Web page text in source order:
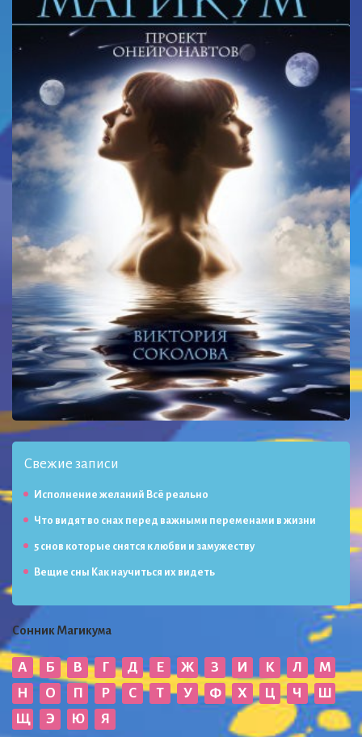
Свежие записи
Исполнение желаний Всё реально
Что видят во снах перед важными переменами в жизни
5 снов которые снятся к любви и замужеству
Вещие сны Как научиться их видеть
Сонник Магикума
А Б В Г Д Е Ж З И К Л
М
Н
О П Р С Т У Ф Х Ц Ч
Ш
Щ
Э Ю Я